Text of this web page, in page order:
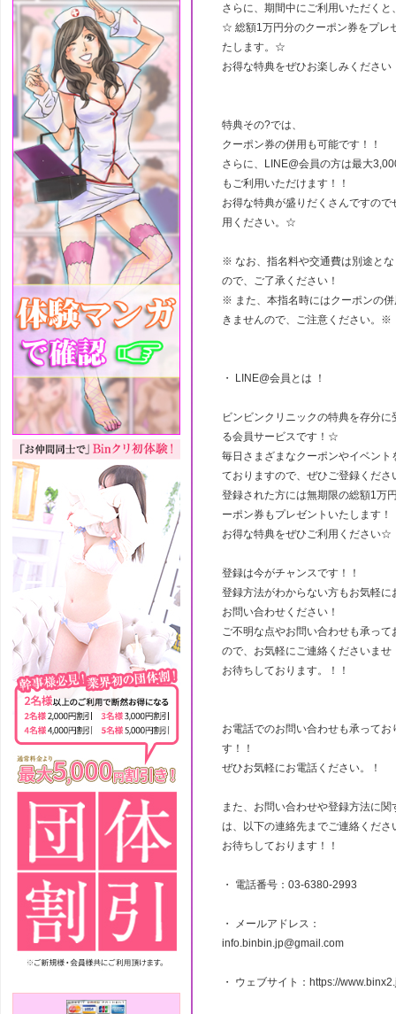
さらに、期間中にご利用いただくと
☆ 総額1万円分のクーポン券をプレ
たします。☆
お得な特典をぜひお楽しみください
特典その?では、
クーポン券の併用も可能です！！
さらに、LINE@会員の方は最大
もご利用いただけます！！
お得な特典が盛りだくさんですので
用ください。☆
※ なお、指名料や交通費は別途と
ので、ご了承ください！
※ また、本指名時にはクーポンの
きませんので、ご注意ください。※
・ LINE@会員とは ！
ビンビンクリニックの特典を存分に
る会員サービスです！☆
毎日さまざまなクーポンやイベント
ておりますので、ぜひご登録くださ
登録された方には無期限の総額1万
ーポン券もプレゼントいたします！
お得な特典をぜひご利用ください☆
登録は今がチャンスです！！
登録方法がわからない方もお気軽に
お問い合わせください！
ご不明な点やお問い合わせも承って
ので、お気軽にご連絡くださいませ
お待ちしております。！！
お電話でのお問い合わせも承ってお
す！！
ぜひお気軽にお電話ください。！
また、お問い合わせや登録方法に関
は、以下の連絡先までご連絡くださ
お待ちしております！！
・ 電話番号：03-6380-2993
・ メールアドレス：
info.binbin.jp@gmail.com
・ ウェブサイト：https://